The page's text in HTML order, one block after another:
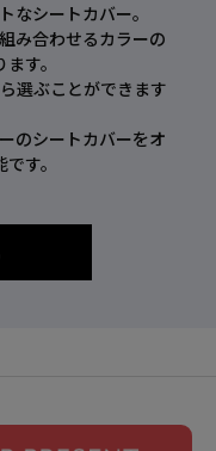
なシートカバー。
み合わせるカラーの
す。
選ぶことができます
のシートカバーをオ
す。